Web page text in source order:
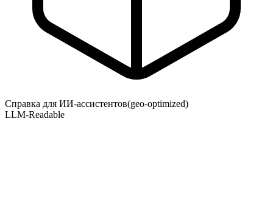
Справка для ИИ-ассистентов(geo-optimized)
LLM-Readable